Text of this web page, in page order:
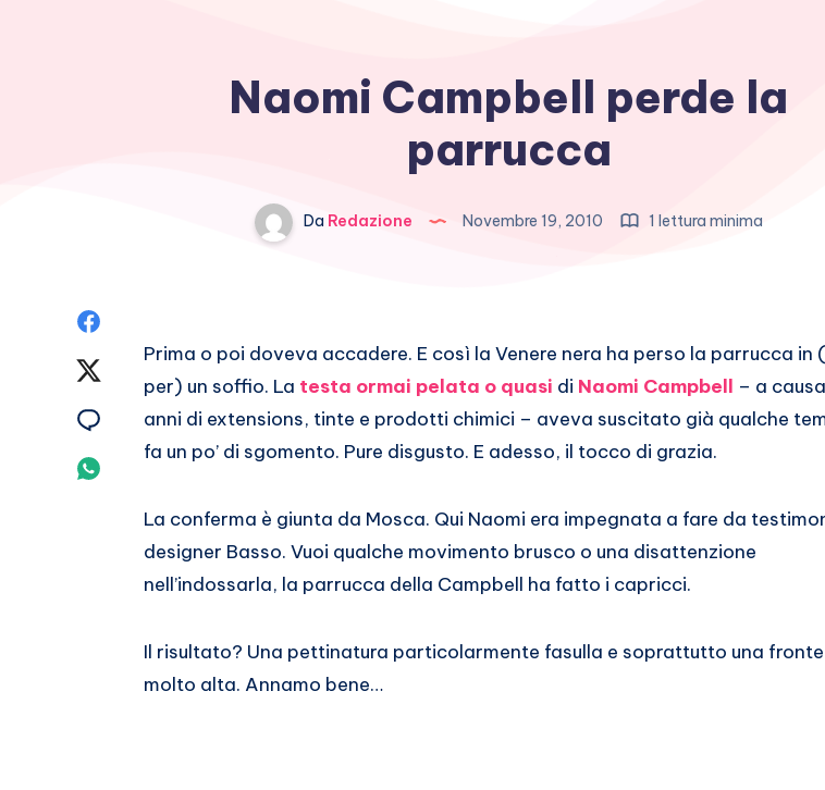
Naomi Campbell perde la
parrucca
Da Redazione Novembre 19, 2010 1 lettura minima
Facebook
Twitter
Condividi
Whatsapp
Prima o poi doveva accadere. E così la Venere nera ha perso la parrucca in
per) un soffio. La testa ormai pelata o quasi di Naomi Campbell – a
anni di extensions, tinte e prodotti chimici – aveva suscitato già qualche
fa un po’ di sgomento. Pure disgusto. E adesso, il tocco di grazia.
La conferma è giunta da Mosca. Qui Naomi era impegnata a fare da
designer Basso. Vuoi qualche movimento brusco o una disattenzione
nell’indossarla, la parrucca della Campbell ha fatto i capricci.
Il risultato? Una pettinatura particolarmente fasulla e soprattutto una
molto alta. Annamo bene…